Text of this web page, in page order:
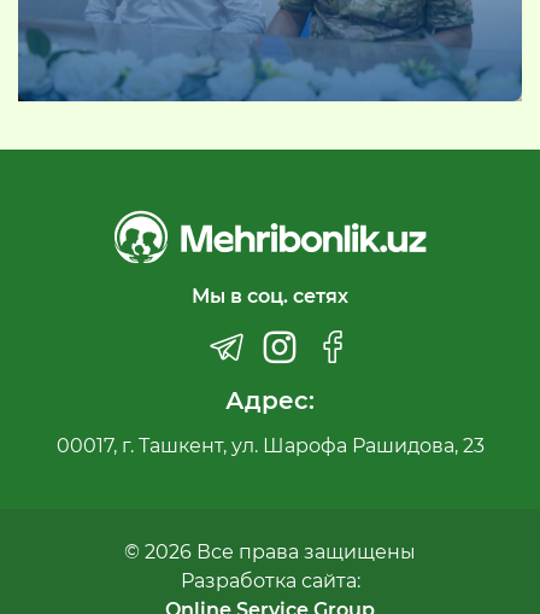
Мы в соц. сетях
Адрес:
00017, г. Ташкент, ул. Шарофа Рашидова, 23
© 2026 Все права защищены
Разработка сайта: